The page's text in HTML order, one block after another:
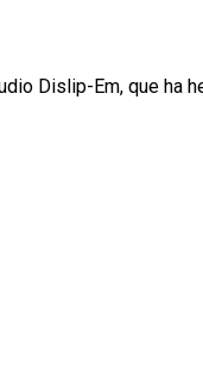
Dislip-Em, que ha